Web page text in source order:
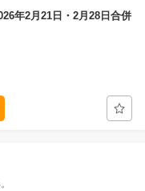
年2月21日・2月28日合併